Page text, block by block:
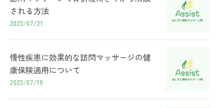
される方法
2023/07/21
慢性疾患に効果的な訪問マッサージの健
康保険適用について
2023/07/19